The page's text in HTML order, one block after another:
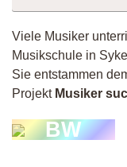
Viele Musiker
Musikschule in
Sie entstammen
Projekt Musiker
BW